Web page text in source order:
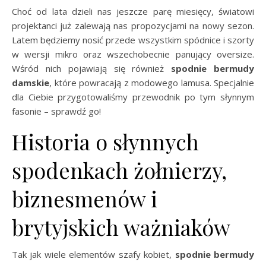
Choć od lata dzieli nas jeszcze parę miesięcy, światowi
projektanci już zalewają nas propozycjami na nowy sezon.
Latem będziemy nosić przede wszystkim spódnice i szorty
w wersji mikro oraz wszechobecnie panujący oversize.
Wśród nich pojawiają się również spodnie bermudy
damskie, które powracają z modowego lamusa. Specjalnie
dla Ciebie przygotowaliśmy przewodnik po tym słynnym
fasonie – sprawdź go!
Historia o słynnych
spodenkach żołnierzy,
biznesmenów i
brytyjskich ważniaków
Tak jak wiele elementów szafy kobiet, spodnie bermudy